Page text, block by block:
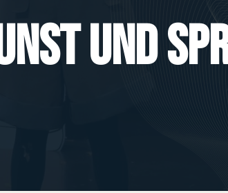
und